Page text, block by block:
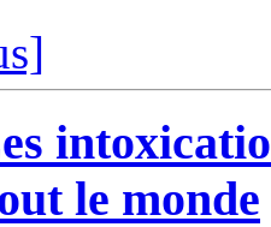
le monde